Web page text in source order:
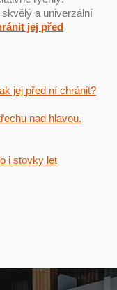
a univerzální
jej před
jej před ní chránit?
nad hlavou.
i stovky let